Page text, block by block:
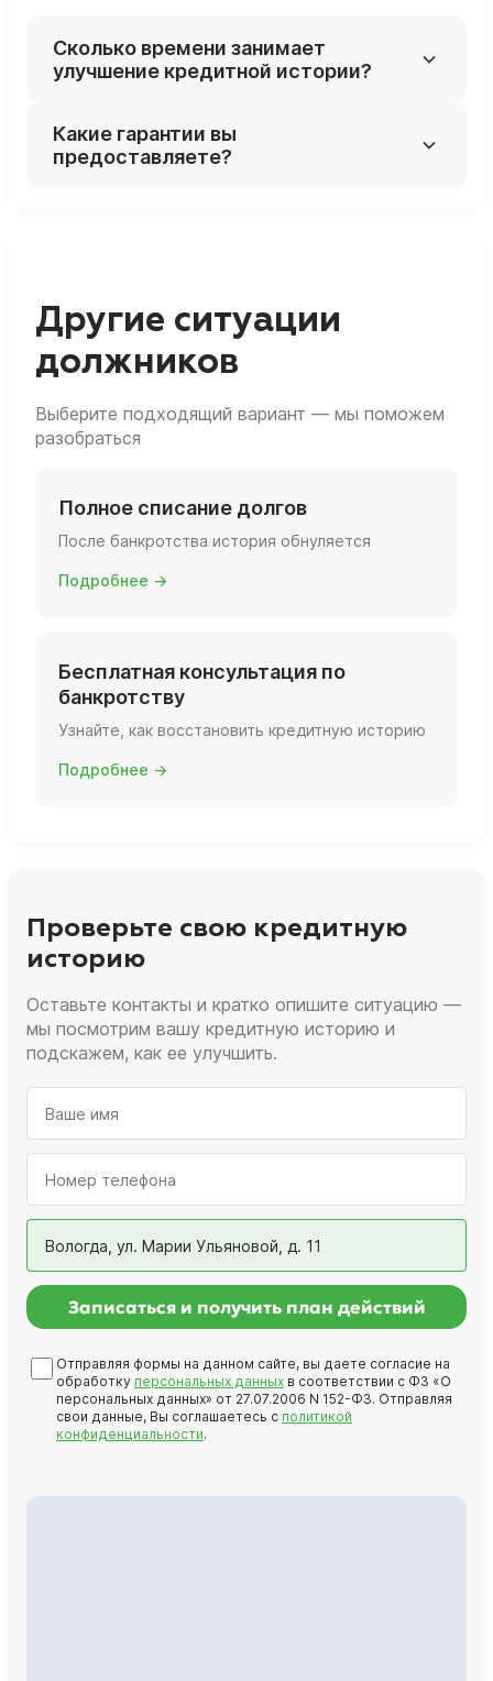
Сколько времени занимает
улучшение кредитной истории?
но в среднем процесс занимает от 6
месяцев.
Какие гарантии вы
предоставляете?
Другие ситуации
должников
Выберите подходящий вариант — мы поможем
разобраться
Полное списание долгов
После банкротства история обнуляется
Подробнее →
Бесплатная консультация по
банкротству
Узнайте, как восстановить кредитную историю
Подробнее →
Проверьте свою кредитную
историю
Оставьте контакты и кратко опишите ситуацию —
мы посмотрим вашу кредитную историю и
подскажем, как ее улучшить.
Вологда, ул. Марии Ульяновой, д. 11
Записаться и получить план действий
Отправляя формы на данном сайте, вы даете согласие на
обработку персональных данных в соответствии с ФЗ «О
персональных данных» от 27.07.2006 N 152-ФЗ. Отправляя
свои данные, Вы соглашаетесь с политикой
конфиденциальности.